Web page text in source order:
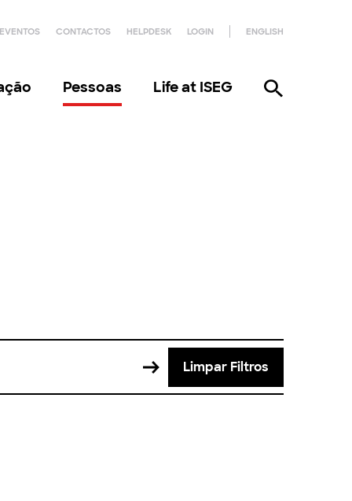
EVENTOS CONTACTOS HELPDESK LOGIN ENGLISH
Pessoas Life at ISEG
Limpar Filtros